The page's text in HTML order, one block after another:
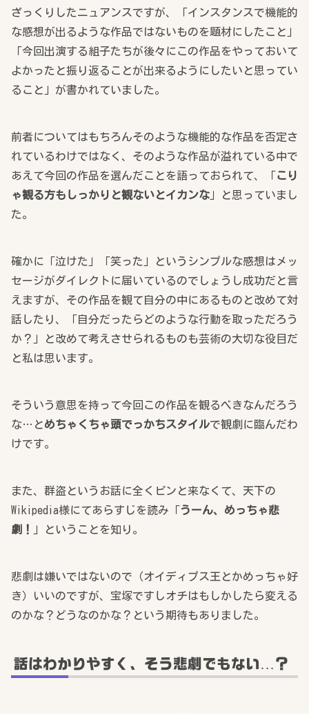
ざっくりしたニュアンスですが、「インスタンスで機能的
な感想が出るような作品ではないものを題材にしたこと」
「今回出演する組子たちが後々にこの作品をやっておいて
よかったと振り返ることが出来るようにしたいと思ってい
ること」が書かれていました。
前者についてはもちろんそのような機能的な作品を否定さ
れているわけではなく、そのような作品が溢れている中で
あえて今回の作品を選んだことを語っておられて、「
こり
ゃ観る方もしっかりと観ないとイカンな 」と思っていまし
た。
確かに「泣けた」「笑った」というシンプルな感想はメッ
セージがダイレクトに届いているのでしょうし成功だと言
えますが、その作品を観て自分の中にあるものと改めて対
話したり、「自分だったらどのような行動を取っただろう
か？」と改めて考えさせられるものも芸術の大切な役目だ
と私は思います。
そういう意思を持って今回この作品を観るべきなんだろう
な…とめちゃくちゃ頭でっかちスタイルで観劇に臨んだわ
けです。
また、群盗というお話に全くピンと来なくて、天下の
Wikipedia様にてあらすじを読み「
うーん、めっちゃ悲
劇！
」ということを知り。
悲劇は嫌いではないので（オイディプス王とかめっちゃ好
き）いいのですが、宝塚ですしオチはもしかしたら変える
のかな？どうなのかな？という期待もありました。
話はわかりやすく、そう悲劇でもない…？